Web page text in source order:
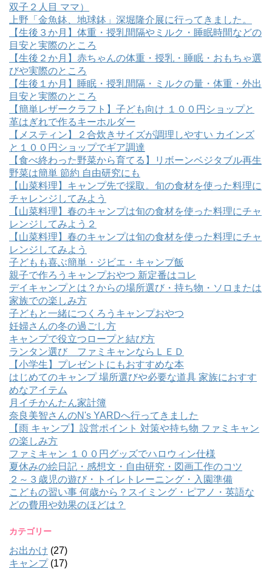
双子２人目 ママ）
上野「金魚鉢、地球鉢」深堀隆介展に行ってきました。
【生後３か月】体重・授乳間隔やミルク・睡眠時間などの
目安と実際のところ
【生後２か月】赤ちゃんの体重・授乳・睡眠・おもちゃ選
びや実際のところ
【生後１か月】睡眠・授乳間隔・ミルクの量・体重・外出
目安と実際のところ
【簡単レザークラフト】子ども向け １００円ショップと
革はぎれで作るキーホルダー
【メスティン】２合炊きサイズが調理しやすい カインズ
と１００円ショップでギア調達
【食べ終わった野菜から育てる】リボーンベジタブル再生
野菜は簡単 節約 自由研究にも
【山菜料理】キャンプ先で採取。旬の食材を使った料理に
チャレンジしてみよう
【山菜料理】春のキャンプは旬の食材を使った料理にチャ
レンジしてみよう２
【山菜料理】春のキャンプは旬の食材を使った料理にチャ
レンジしてみよう
子どもも喜ぶ簡単・ジビエ・キャンプ飯
親子で作ろうキャンプおやつ 新定番はコレ
デイキャンプとは？からの場所選び・持ち物・ソロまたは
家族での楽しみ方
子どもと一緒につくろうキャンプおやつ
妊婦さんの冬の過ごし方
キャンプで役立つロープと結び方
ランタン選び ファミキャンならＬＥＤ
【小学生】プレゼントにもおすすめな本
はじめてのキャンプ 場所選びや必要な道具 家族におすす
めなアイテム
月イチかんたん家計簿
奈良美智さんのN's YARDへ行ってきました
【雨 キャンプ】設営ポイント 対策や持ち物 ファミキャン
の楽しみ方
ファミキャン １００円グッズでハロウィン仕様
夏休みの絵日記・感想文・自由研究・図画工作のコツ
２～３歳児の遊び・トイレトレーニング・入園準備
こどもの習い事 何歳から？スイミング・ピアノ・英語な
どの費用や効果のほどは？
カテゴリー
お出かけ (27)
キャンプ(17)